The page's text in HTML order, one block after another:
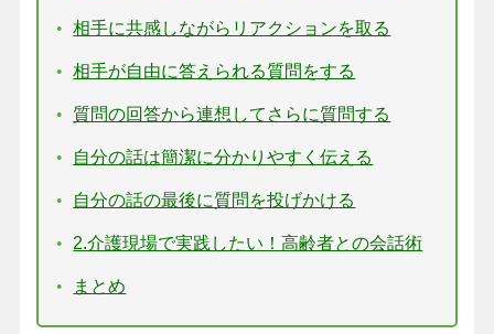
相手に共感しながらリアクションを取る
相手が自由に答えられる質問をする
質問の回答から連想してさらに質問する
自分の話は簡潔に分かりやすく伝える
自分の話の最後に質問を投げかける
2.介護現場で実践したい！高齢者との会話術
まとめ